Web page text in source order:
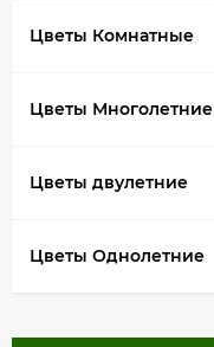
Цветы Комнатные
Цветы Многолетние
Цветы двулетние
Цветы Однолетние